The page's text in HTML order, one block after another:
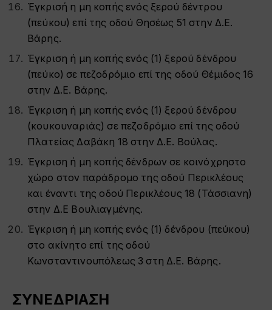
Έγκρισή η μη κοπής ενός ξερού δέντρου
(πεύκου) επί της οδού Θησέως 51 στην Δ.Ε.
Βάρης.
Έγκριση ή μη κοπής ενός (1) ξερού δένδρου
(πεύκο) σε πεζοδρόμιο επί της οδού Θέμιδος 16
στην Δ.Ε. Βάρης.
Έγκριση ή μη κοπής ενός (1) ξερού δένδρου
(κουκουναριάς) σε πεζοδρόμιο επί της οδού
Πλατείας Δαβάκη 18 στην Δ.Ε. Βούλας.
Έγκριση ή μη κοπής δένδρων σε κοινόχρηστο
χώρο στον παράδρομο της οδού Περικλέους
και έναντι της οδού Περικλέους 18 (Τάσσιανη)
στην Δ.Ε Βουλιαγμένης.
Έγκριση ή μη κοπής ενός (1) δένδρου (πεύκου)
στο ακίνητο επί της οδού
Κωνσταντινουπόλεως 3 στη Δ.Ε. Βάρης.
ΣΥΝΕΔΡΙΑΣΗ